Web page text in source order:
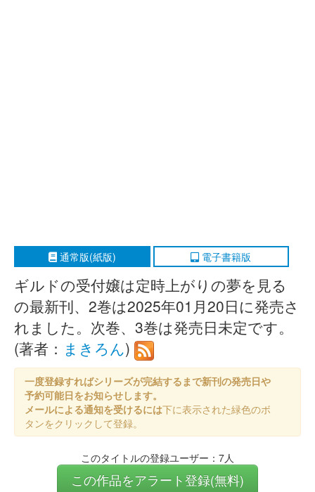
通常版(紙版) 電子書籍版
ギルドの受付嬢は定時上がりの夢を見る
の最新刊、2巻は2025年01月20日に発売さ
れました。次巻、3巻は発売日未定です。
(著者： まきろん)
一度登録すればシリーズが完結するまで新刊の発売日や
予約可能日をお知らせします。
メールによる通知を受けるには下に表示された緑色のボ
タンをクリックして登録。
このタイトルの登録ユーザー：7人
この作品をアラート登録(無料)